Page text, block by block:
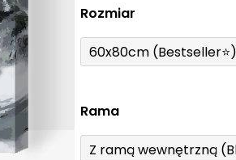
Rozmiar
60x80cm (Bestseller⭐)
Rama
Z ramą wewnętrzną